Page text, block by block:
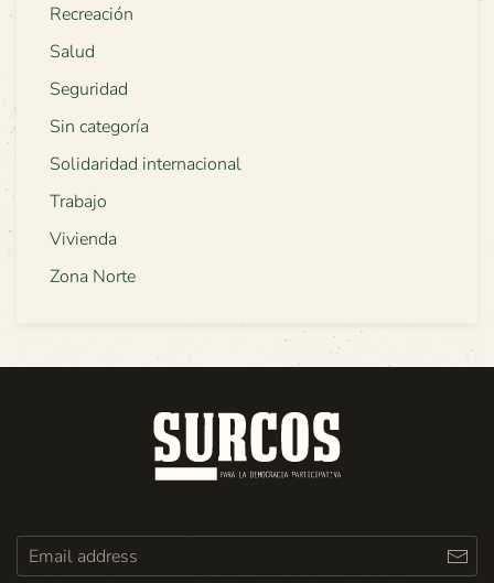
Recreación
Salud
Seguridad
Sin categoría
Solidaridad internacional
Trabajo
Vivienda
Zona Norte